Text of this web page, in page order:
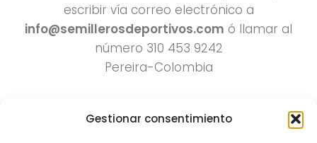
Gestionar consentimiento
escribir vía correo electrónico a
info@semillerosdeportivos.com ó llamar al
número 310 453 9242
Pereira-Colombia